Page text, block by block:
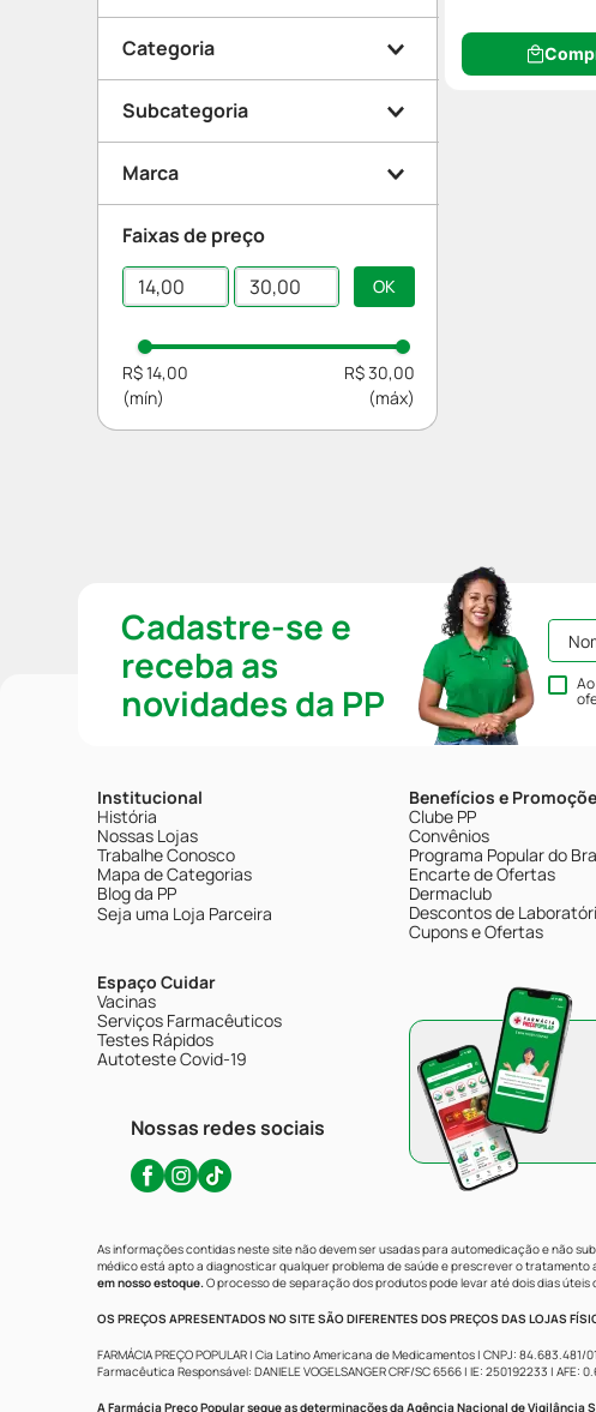
Beleza e Proteção
Higiene
Categoria
Cabelo
Banho
Subcategoria
Shampoo
Condicionador
Marca
Vult
Cloy
Faixas de preço
R$ 14,00 R$ 30,00
Cadastre-se e
receba as
novidades da PP
Institucional
História
Nossas Lojas
Trabalhe Conosco
Mapa de Categorias
Blog da PP
Seja uma Loja Parceira
Espaço Cuidar
Vacinas
Serviços Farmacêuticos
Testes Rápidos
Autoteste Covid-19
Nossas redes sociais
Benefícios e
Clube PP
Convênios
Programa Popular do
Encarte de Ofertas
Dermaclub
Descontos de
Cupons e Ofertas
As informações contidas neste site não devem ser usadas para automedicação e não
médico está apto a diagnosticar qualquer problema de saúde e prescrever o tratamento
em nosso estoque.O processo de separação dos produtos pode levar até dois dias
OS PREÇOS APRESENTADOS NO SITE SÃO DIFERENTES DOS PREÇOS DAS LOJAS
FARMÁCIA PREÇO POPULAR | Cia Latino Americana de Medicamentos | CNPJ:
Farmacêutica Responsável: DANIELE VOGELSANGER CRF/SC 6566 | IE: 250192233 | AFE:
A Farmácia Preço Popular segue as determinações da Agência Nacional de Vigilância